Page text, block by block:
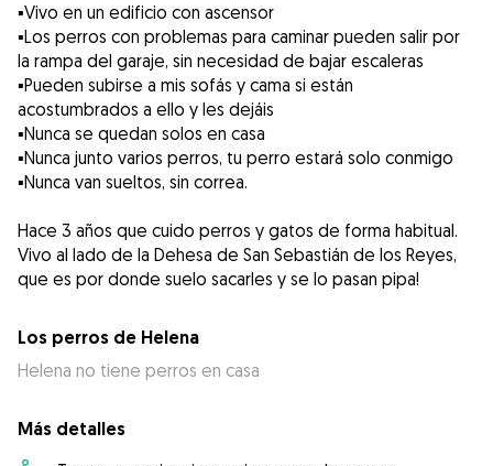
▪️Vivo en un edificio con ascensor
▪️Los perros con problemas para caminar pueden salir por
la rampa del garaje, sin necesidad de bajar escaleras
▪️Pueden subirse a mis sofás y cama si están
acostumbrados a ello y les dejáis
▪️Nunca se quedan solos en casa
▪️Nunca junto varios perros, tu perro estará solo conmigo
▪️Nunca van sueltos, sin correa.
Hace 3 años que cuido perros y gatos de forma habitual.
Vivo al lado de la Dehesa de San Sebastián de los Reyes,
que es por donde suelo sacarles y se lo pasan pipa!
Los perros de Helena
Helena no tiene perros en casa
Más detalles